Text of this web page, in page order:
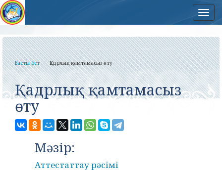
Басты бет Қадрлық қамтамасыз өту
Қадрлық қамтамасыз
өту
Мәзір:
Аттестаттау рәсімі